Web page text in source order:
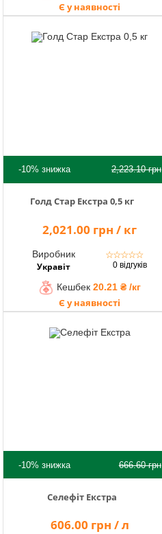
Є у наявності
-10% знижка 2,223.10грн
Голд Стар Екстра 0,5 кг
2,021.00 грн / кг
Виробник
Укравіт
☆☆☆☆☆
0 відгуків
Кешбек 20.21 ₴ /кг
Є у наявності
-10% знижка 666.60грн
Селефіт Екстра
606.00 грн / л